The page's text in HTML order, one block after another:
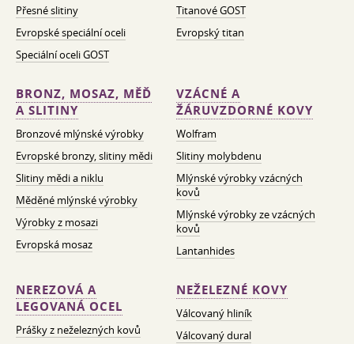
Přesné slitiny
Evropské speciální oceli
Speciální oceli GOST
Titanové GOST
Evropský titan
BRONZ, MOSAZ, MĚĎ
A SLITINY
Bronzové mlýnské výrobky
Evropské bronzy, slitiny mědi
Slitiny mědi a niklu
Měděné mlýnské výrobky
Výrobky z mosazi
Evropská mosaz
VZÁCNÉ A
ŽÁRUVZDORNÉ KOVY
Wolfram
Slitiny molybdenu
Mlýnské výrobky vzácných
kovů
Mlýnské výrobky ze vzácných
kovů
Lantanhides
NEREZOVÁ A
LEGOVANÁ OCEL
Prášky z neželezných kovů
NEŽELEZNÉ KOVY
Válcovaný hliník
Válcovaný dural